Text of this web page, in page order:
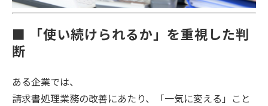
■ 「使い続けられるか」を重視した判
断
ある企業では、
請求書処理業務の改善にあたり、「一気に変える」こと